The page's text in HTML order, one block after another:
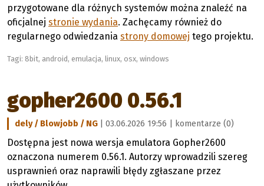
przygotowane dla różnych systemów można znaleźć na
oficjalnej stronie wydania. Zachęcamy również do
regularnego odwiedzania strony domowej tego projektu.
Tagi: 8bit, android, emulacja, linux, osx, windows
gopher2600 0.56.1
dely / Blowjobb / NG | 03.06.2026 19:56 | komentarze (0)
Dostępna jest nowa wersja emulatora Gopher2600
oznaczona numerem 0.56.1. Autorzy wprowadzili szereg
usprawnień oraz naprawili błędy zgłaszane przez